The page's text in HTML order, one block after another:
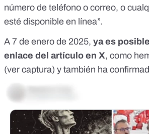
número de teléfono o correo, o
esté disponible en línea”.
A 7 de enero de 2025, ya es
enlace del artículo en X, como
(ver captura) y también ha